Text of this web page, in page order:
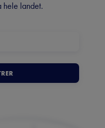
hele landet.